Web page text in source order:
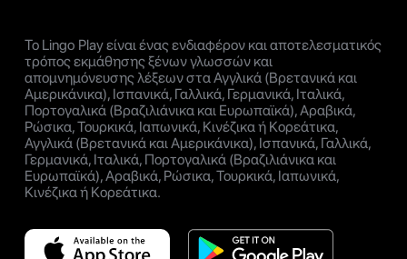
Το Lingo Play είναι ένας ενδιαφέρον και αποτελεσματικός
τρόπος εκμάθησης ξένων γλωσσών και
απομνημόνευσης λέξεων στα Αγγλικά (Βρετανικά και
Αμερικάνικα), Ισπανικά, Γαλλικά, Γερμανικά, Ιταλικά,
Πορτογαλικά (Βραζιλιάνικα και Ευρωπαϊκά), Αραβικά,
Ρώσικα, Τουρκικά, Ιαπωνικά, Κινέζικα ή Κορεάτικα,
Αγγλικά (Βρετανικά και Αμερικάνικα), Ισπανικά, Γαλλικά,
Γερμανικά, Ιταλικά, Πορτογαλικά (Βραζιλιάνικα και
Ευρωπαϊκά), Αραβικά, Ρώσικα, Τουρκικά, Ιαπωνικά,
Κινέζικα ή Κορεάτικα.